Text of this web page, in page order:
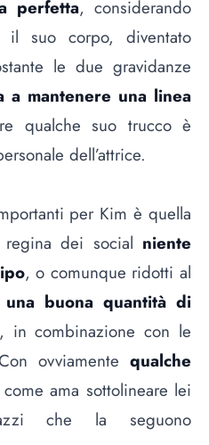
perfetta, considerando
il suo corpo, diventato
le due gravidanze
a mantenere una linea
qualche suo trucco è
dell’attrice.
per Kim è quella
dei social niente
, o comunque ridotti al
una buona quantità di
, in combinazione con le
ovviamente qualche
ama sottolineare lei
che la seguono